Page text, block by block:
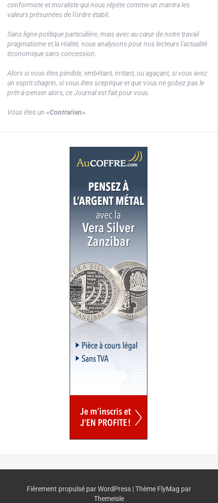
conformiste et moraliste qui nous répète comme un mantra les
valeurs présumées de l’ordre établi.
Sans ligne politique particulière, mais avec au cœur de notre travail
pragmatisme et la réalité, nous analysons pour nos lecteurs l’actualité
économique sans concession.
Alors si vous êtes pénible, embêtant, irritant, ou agaçant, si vous avez
un esprit chagrin, si vous êtes sceptique et que vous ne gobez pas le
prêt-à-penser alors, ce Journal est fait pour vous.
Vous êtes un «Contrarien».
Fièrement propulsé par WordPress |Thème FlyMag par
Themeisle